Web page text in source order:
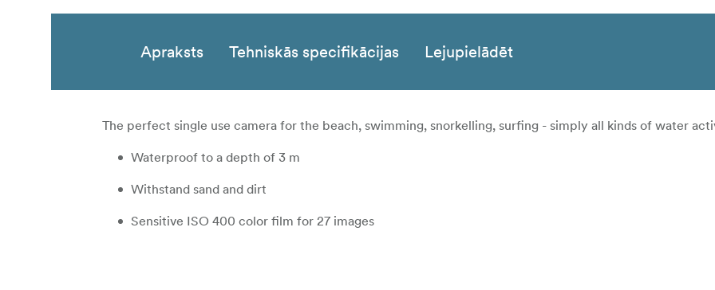
Apraksts Tehniskās specifikācijas Lejupielādēt
The perfect single use camera for the beach, swimming, snorkelling, surfing - simply all kinds of water
Waterproof to a depth of 3 m
Withstand sand and dirt
Sensitive ISO 400 color film for 27 images